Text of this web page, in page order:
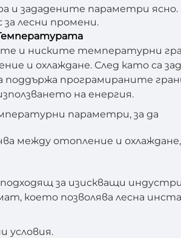
и зададените параметри ясно.
лесни промени.
и ниските температурни
и охлаждане. След като са
програмираните
на енергия.
параметри, за да
отопление и охлаждане,
за изискващи
което позволява лесна
условия.